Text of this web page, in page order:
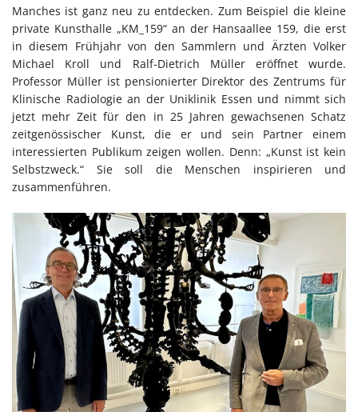
Manches ist ganz neu zu entdecken. Zum Beispiel die kleine
private Kunsthalle „KM_159“ an der Hansaallee 159, die erst
in diesem Frühjahr von den Sammlern und Ärzten Volker
Michael Kroll und Ralf-Dietrich Müller eröffnet wurde.
Professor Müller ist pensionierter Direktor des Zentrums für
Klinische Radiologie an der Uniklinik Essen und nimmt sich
jetzt mehr Zeit für den in 25 Jahren gewachsenen Schatz
zeitgenössischer Kunst, die er und sein Partner einem
interessierten Publikum zeigen wollen. Denn: „Kunst ist kein
Selbstzweck.“ Sie soll die Menschen inspirieren und
zusammenführen.